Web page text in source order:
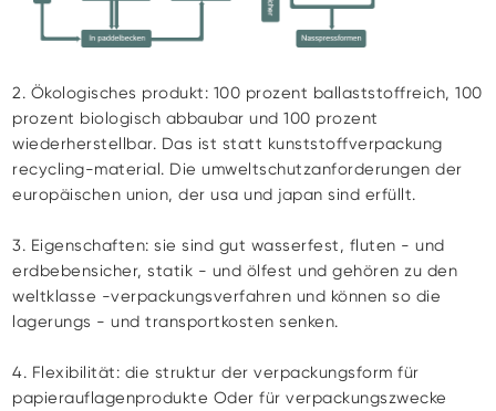
2. Ökologisches produkt: 100 prozent ballaststoffreich, 100
prozent biologisch abbaubar und 100 prozent
wiederherstellbar. Das ist statt kunststoffverpackung
recycling-material. Die umweltschutzanforderungen der
europäischen union, der usa und japan sind erfüllt.
3. Eigenschaften: sie sind gut wasserfest, fluten - und
erdbebensicher, statik - und ölfest und gehören zu den
weltklasse -verpackungsverfahren und können so die
lagerungs - und transportkosten senken.
4. Flexibilität: die struktur der verpackungsform für
papierauflagenprodukte Oder für verpackungszwecke